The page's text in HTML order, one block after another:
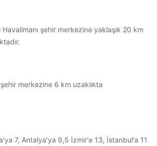
şehir merkezine yaklaşık 20 km
merkezine 6 km uzaklıkta
7, Antalya'ya 9,5 İzmir'e 13, İstanbul'a 11